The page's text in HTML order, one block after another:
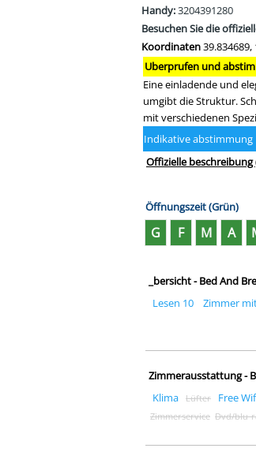
Handy:3204391280
Besuchen Sie die
Koordinaten39.834689,
Uberprufen und
Eine einladende und
umgibt die Struktur.
mit verschiedenen
Indikative abstimmung
Offizielle beschreibung
Öffnungszeit (Grün)
G F M A
_bersicht - Bed And
Lesen 10
Zimmer
Zimmerausstattung -
Klima Lüfter Free
Zimmerservice Dvd/blu-